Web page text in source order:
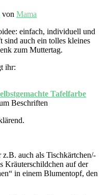
von Mama
einfach, individuell und
sind auch ein tolles kleines
zum Muttertag.
ihr:
Tafelfarbe
Beschriften
auch als Tischkärtchen/-
Kräuterschildchen auf der
in einem Blumentopf, den